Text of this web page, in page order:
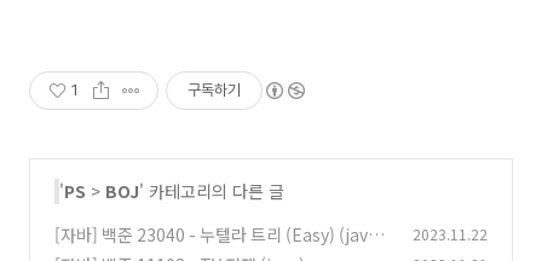
for
(String s : study) sb.append(s).append(
for (Integer num : boj) sb.append(
}
1 구독하기
'PS > BOJ' 카테고리의 다른 글
[자바] 백준 23040 - 누텔라 트리 (Easy) (java)
2023.11.22